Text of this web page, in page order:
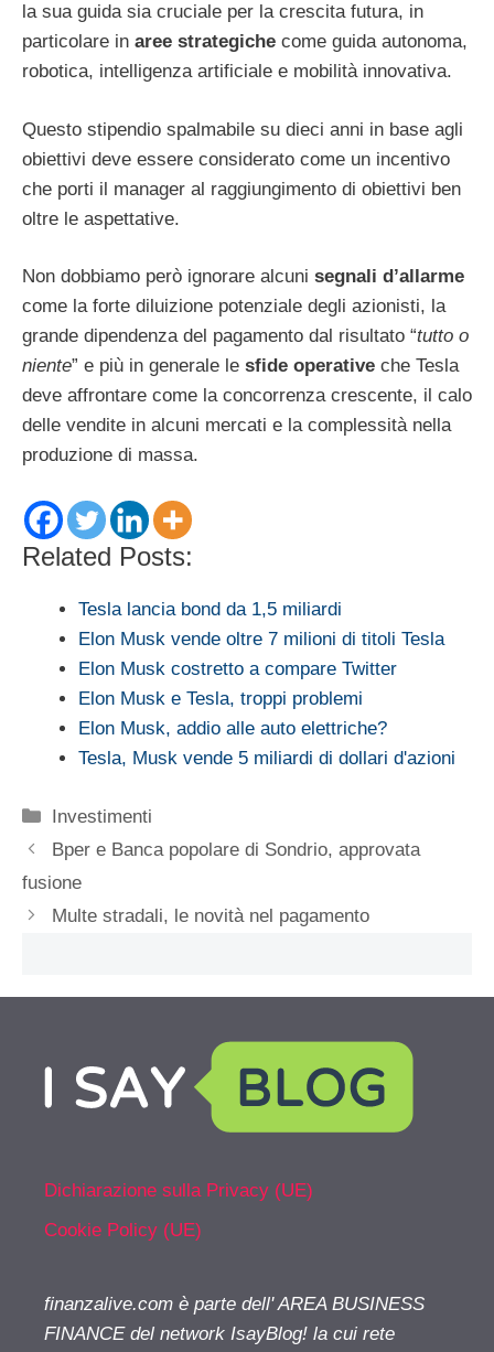
la sua guida sia cruciale per la crescita futura, in
particolare in aree strategiche come guida autonoma,
robotica, intelligenza artificiale e mobilità innovativa.
Questo stipendio spalmabile su dieci anni in base agli
obiettivi deve essere considerato come un incentivo
che porti il manager al raggiungimento di obiettivi ben
oltre le aspettative.
Non dobbiamo però ignorare alcuni segnali d’allarme
come la forte diluizione potenziale degli azionisti, la
grande dipendenza del pagamento dal risultato “tutto o
niente” e più in generale le sfide operative che Tesla
deve affrontare come la concorrenza crescente, il calo
delle vendite in alcuni mercati e la complessità nella
produzione di massa.
Related Posts:
Tesla lancia bond da 1,5 miliardi
Elon Musk vende oltre 7 milioni di titoli Tesla
Elon Musk costretto a compare Twitter
Elon Musk e Tesla, troppi problemi
Elon Musk, addio alle auto elettriche?
Tesla, Musk vende 5 miliardi di dollari d'azioni
Categorie
Investimenti
Bper e Banca popolare di Sondrio, approvata
fusione
Multe stradali, le novità nel pagamento
Dichiarazione sulla Privacy (UE)
Cookie Policy (UE)
finanzalive.com è parte dell' AREA BUSINESS
FINANCE del network IsayBlog! la cui rete